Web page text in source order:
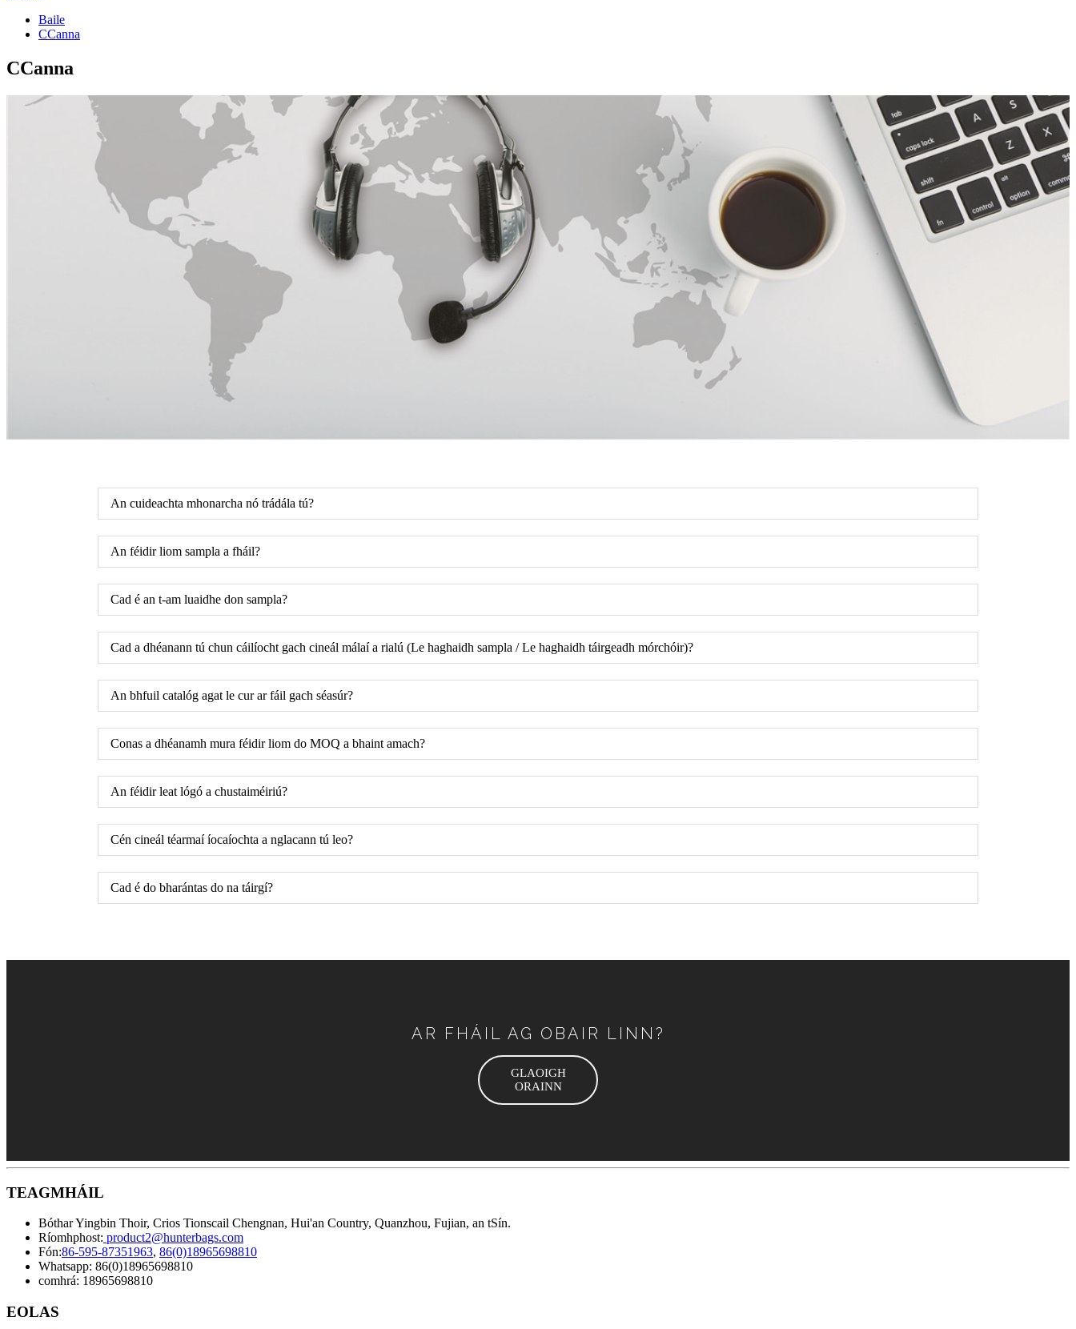
Baile
CCanna
CCanna
An cuideachta mhonarcha nó trádála tú?
An féidir liom sampla a fháil?
Cad é an t-am luaidhe don sampla?
Cad a dhéanann tú chun cáilíocht gach cineál málaí a rialú (Le haghaidh sampla / Le haghaidh táirgeadh mórchóir)?
An bhfuil catalóg agat le cur ar fáil gach séasúr?
Conas a dhéanamh mura féidir liom do MOQ a bhaint amach?
An féidir leat lógó a chustaiméiriú?
Cén cineál téarmaí íocaíochta a nglacann tú leo?
Cad é do bharántas do na táirgí?
AR FHÁIL AG OBAIR LINN?
GLAOIGH
ORAINN
TEAGMHÁIL
Bóthar Yingbin Thoir, Crios Tionscail Chengnan, Hui'an Country, Quanzhou, Fujian, an tSín.
Ríomhphost: product2@hunterbags.com
Fón:86-595-87351963, 86(0)18965698810
Whatsapp: 86(0)18965698810
comhrá: 18965698810
EOLAS